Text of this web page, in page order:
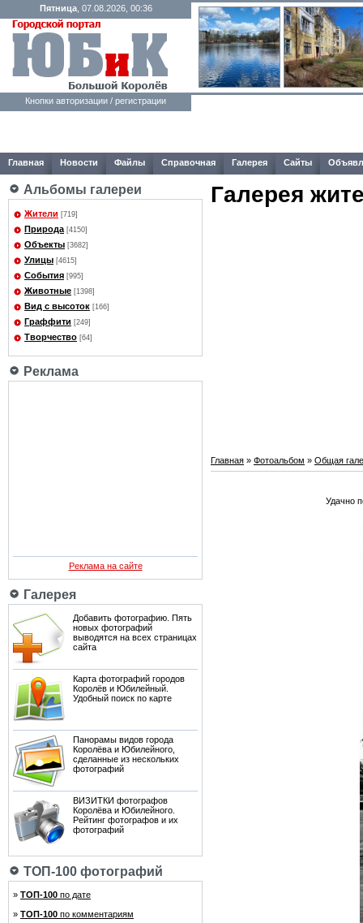
Пятница, 07.08.2026, 00:36
Кнопки авторизации / регистрации
Главная Новости Файлы Справочная Галерея Сайты
Альбомы галереи
Жители [719]
Природа [4150]
Объекты [3682]
Улицы [4615]
События [995]
Животные [1398]
Вид с высоток [166]
Граффити [249]
Творчество [64]
Реклама
Реклама на сайте
Галерея
Добавить фотографию. Пять
новых фотографий
выводятся на всех страницах
сайта
Карта фотографий городов
Королёв и Юбилейный.
Удобный поиск по карте
Панорамы видов города
Королёва и Юбилейного,
сделанные из нескольких
фотографий
ВИЗИТКИ фотографов
Королёва и Юбилейного.
Рейтинг фотографов и их
фотографий
ТОП-100 фотографий
» ТОП-100 по дате
» ТОП-100 по комментариям
Галерея
Главная » Фотоальбом » Общая
Удачно